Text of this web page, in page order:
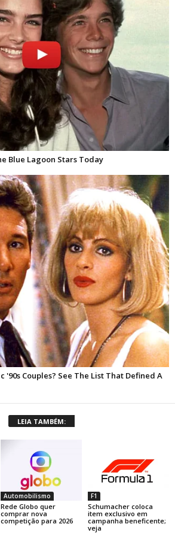
LEIA TAMBÉM:
Automobilismo
Rede Globo quer
comprar nova
competição para 2026
F1
Schumacher coloca
item exclusivo em
campanha beneficente;
veja